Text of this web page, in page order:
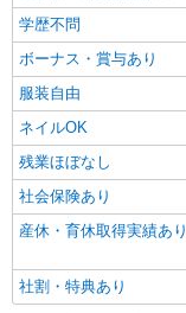
学歴不問
ボーナス・賞与あり
服装自由
ネイルOK
残業ほぼなし
社会保険あり
産休・育休取得実績あり
社割・特典あり